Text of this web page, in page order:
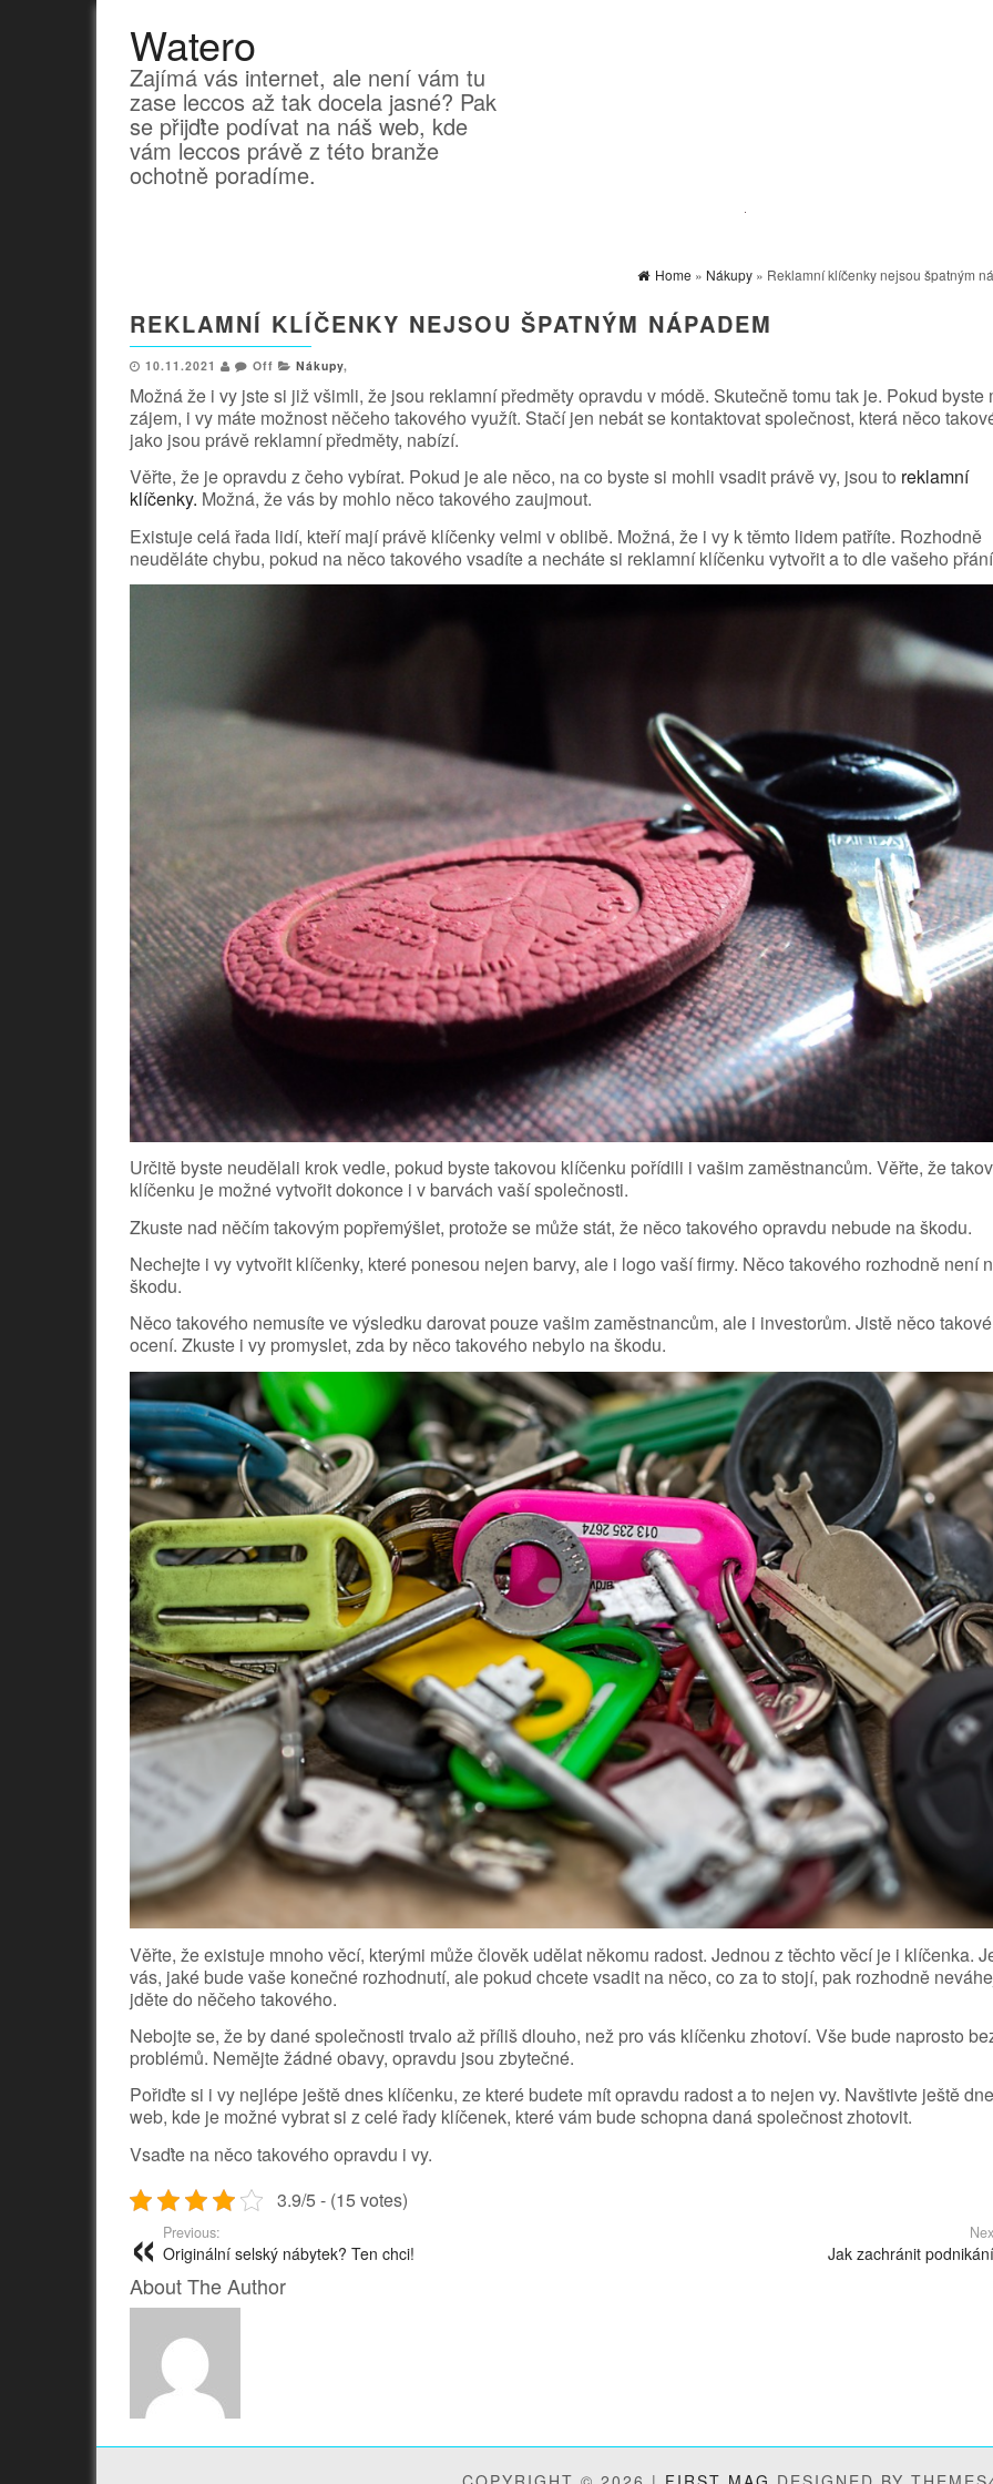
Watero
Zajímá vás internet, ale není vám tu
zase leccos až tak docela jasné? Pak
se přijďte podívat na náš web, kde
vám leccos právě z této branže
ochotně poradíme.
Home » Nákupy» Reklamní klíčenky nejsou špatným
REKLAMNÍ KLÍČENKY NEJSOU ŠPATNÝM NÁPADEM
10.11.2021 Off Nákupy,
Možná že i vy jste si již všimli, že jsou reklamní předměty opravdu v módě. Skutečně tomu tak je. Pokud byste
zájem, i vy máte možnost něčeho takového využít. Stačí jen nebát se kontaktovat společnost, která něco
jako jsou právě reklamní předměty, nabízí.
Věřte, že je opravdu z čeho vybírat. Pokud je ale něco, na co byste si mohli vsadit právě vy, jsou to reklamní
klíčenky. Možná, že vás by mohlo něco takového zaujmout.
Existuje celá řada lidí, kteří mají právě klíčenky velmi v oblibě. Možná, že i vy k těmto lidem patříte. Rozhodně
neuděláte chybu, pokud na něco takového vsadíte a necháte si reklamní klíčenku vytvořit a to dle vašeho
Určitě byste neudělali krok vedle, pokud byste takovou klíčenku pořídili i vašim zaměstnancům. Věřte, že
klíčenku je možné vytvořit dokonce i v barvách vaší společnosti.
Zkuste nad něčím takovým popřemýšlet, protože se může stát, že něco takového opravdu nebude na škodu.
Nechejte i vy vytvořit klíčenky, které ponesou nejen barvy, ale i logo vaší firmy. Něco takového rozhodně není
škodu.
Něco takového nemusíte ve výsledku darovat pouze vašim zaměstnancům, ale i investorům. Jistě něco
ocení. Zkuste i vy promyslet, zda by něco takového nebylo na škodu.
Věřte, že existuje mnoho věcí, kterými může člověk udělat někomu radost. Jednou z těchto věcí je i klíčenka.
vás, jaké bude vaše konečné rozhodnutí, ale pokud chcete vsadit na něco, co za to stojí, pak rozhodně
jděte do něčeho takového.
Nebojte se, že by dané společnosti trvalo až příliš dlouho, než pro vás klíčenku zhotoví. Vše bude naprosto
problémů. Nemějte žádné obavy, opravdu jsou zbytečné.
Pořiďte si i vy nejlépe ještě dnes klíčenku, ze které budete mít opravdu radost a to nejen vy. Navštivte ještě
web, kde je možné vybrat si z celé řady klíčenek, které vám bude schopna daná společnost zhotovit.
Vsaďte na něco takového opravdu i vy.
3.9/5 - (15 votes)
Previous:
Originální selský nábytek? Ten chci! Jak zachránit
About The Author